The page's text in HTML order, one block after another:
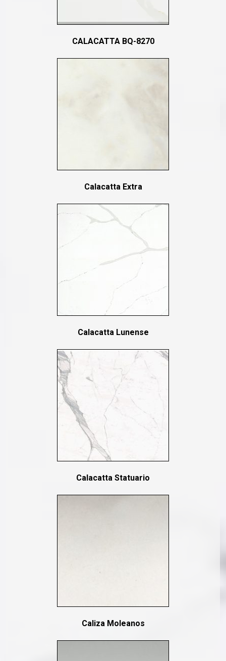
CALACATTA BQ-8270
Calacatta Extra
Calacatta Lunense
Calacatta Statuario
Caliza Moleanos